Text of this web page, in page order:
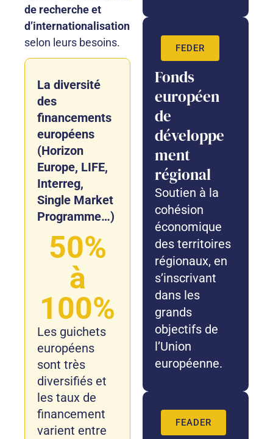
FEDER
Fonds
européen
de
développe
ment
régional
Soutien à la
cohésion
économique
des territoires
régionaux, en
s’inscrivant
dans les
grands
objectifs de
l’Union
européenne.
FEADER
de recherche et
d’internationalisation
selon leurs besoins.
La diversité
des
financements
européens
(Horizon
Europe, LIFE,
Interreg,
Single Market
Programme…)
50%
à
100%
Les guichets
européens
sont très
diversifiés et
les taux de
financement
varient entre